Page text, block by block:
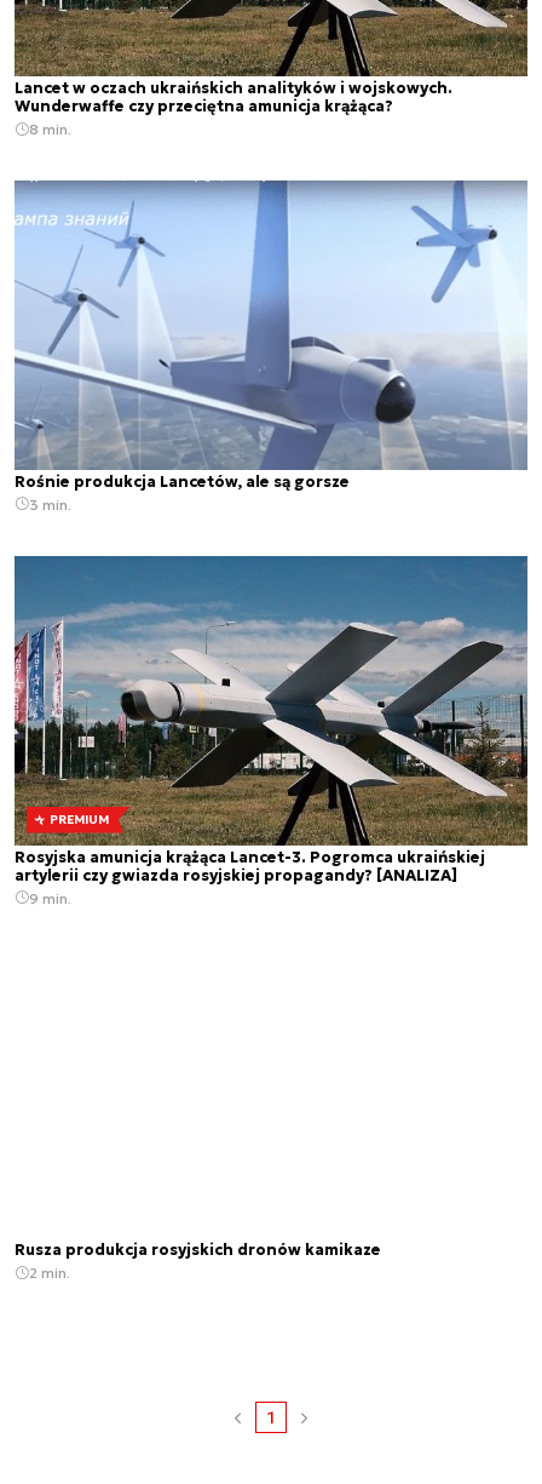
Lancet w oczach ukraińskich analityków i wojskowych.
Wunderwaffe czy przeciętna amunicja krążąca?
8 min.
Rośnie produkcja Lancetów, ale są gorsze
3 min.
PREMIUM
Rosyjska amunicja krążąca Lancet-3. Pogromca ukraińskiej
artylerii czy gwiazda rosyjskiej propagandy? [ANALIZA]
9 min.
Rusza produkcja rosyjskich dronów kamikaze
2 min.
1